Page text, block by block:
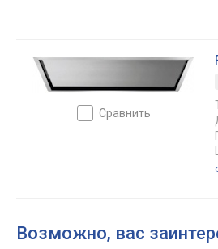
сравнить
Возможно, вас